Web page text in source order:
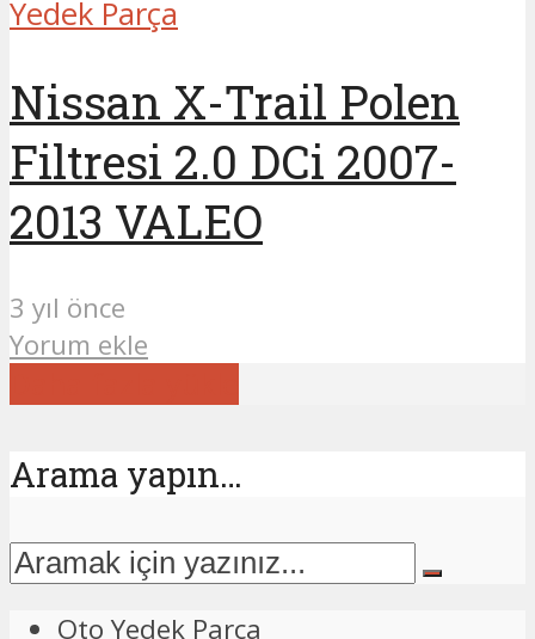
Yedek Parça
Nissan X-Trail Polen
Filtresi 2.0 DCi 2007-
2013 VALEO
3 yıl önce
Yorum ekle
Arama yapın…
Oto Yedek Parça